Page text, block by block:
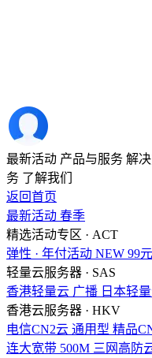
最新活动 产品与服务 解
务 了解我们
返回首页
最新活动 春季
精选活动专区 · ACT
弹性 · 年付活动 NEW 99
轻量云服务器 · SAS
香港轻量云 广播 日本轻
香港云服务器 · HKV
电信CN2云 通用型 精品
连大宽带 500M 三网高防